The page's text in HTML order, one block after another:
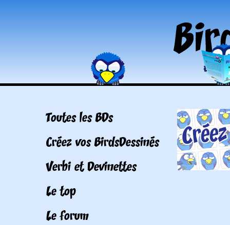
Toutes les BDs
Créez vos BirdsDessinés
Verbi et Devinettes
Le top
Le forum